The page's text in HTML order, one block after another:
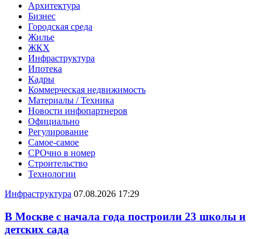
Архитектура
Бизнес
Городская среда
Жилье
ЖКХ
Инфраструктура
Ипотека
Кадры
Коммерческая недвижимость
Материалы / Техника
Новости инфопартнеров
Официально
Регулирование
Самое-самое
СРОчно в номер
Строительство
Технологии
Инфраструктура 07.08.2026 17:29
В Москве с начала года построили 23 школы и
детских сада